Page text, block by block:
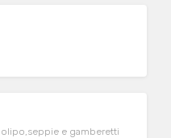
e gamberetti